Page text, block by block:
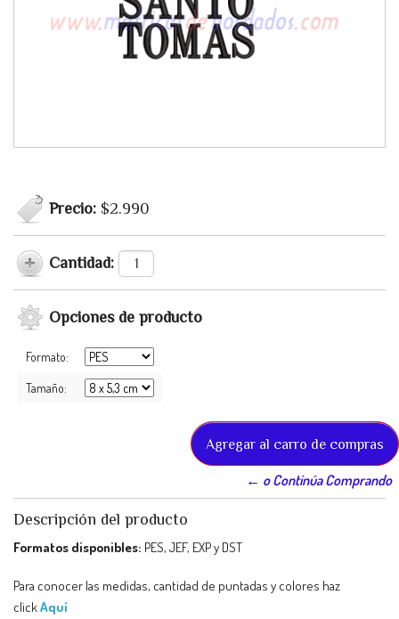
Precio: $2.990
Cantidad:
Opciones de producto
Formato:
Tamaño:
← o Continúa Comprando
Descripción del producto
Formatos disponibles: PES, JEF, EXP y DST
Para conocer las medidas, cantidad de puntadas y colores haz
clickAquí